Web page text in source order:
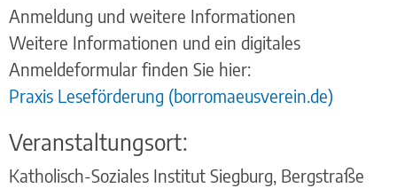
Anmeldung und weitere Informationen
Weitere Informationen und ein digitales
Anmeldeformular finden Sie hier:
Praxis Leseförderung (borromaeusverein.de)
Veranstaltungsort:
Katholisch-Soziales Institut Siegburg, Bergstraße